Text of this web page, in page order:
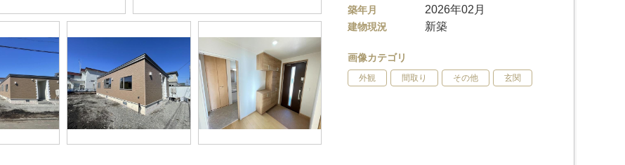
築年月 2026年02月
建物現況 新築
画像カテゴリ
外観 間取り その他 玄関